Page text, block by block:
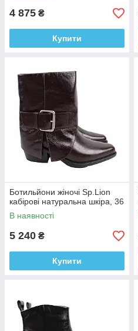
4 875 ₴
Купити
Ботильйони жіночі Sp.Lion
кабірові натуральна шкіра, 36
В наявності
5 240 ₴
Купити